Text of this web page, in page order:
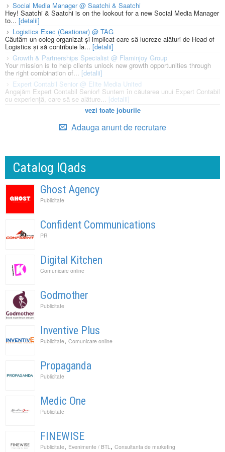
Social Media Manager @ Saatchi & Saatchi
Hey! Saatchi & Saatchi is on the lookout for a new Social Media Manager
to... [detalii]
Logistics Exec (Gestionar) @ TAG
Căutăm un coleg organizat și implicat care să lucreze alături de Head of
Logistics și să contribuie la... [detalii]
Growth & Partnerships Specialist @ Flaminjoy Group
Your mission is to help clients unlock new growth opportunities through
the right combination of... [detalii]
Expert Contabil Senior @ Elite Media United
Angajăm Expert Contabil Senior! Suntem în căutarea unui Expert Contabil
cu experiență, care să se alăture... [detalii]
vezi toate joburile
Adauga anunt de recrutare
Catalog IQads
Ghost Agency
Publicitate
Confident Communications
PR
Digital Kitchen
Comunicare online
Godmother
Publicitate
Inventive Plus
Publicitate, Comunicare online
Propaganda
Publicitate
Medic One
Publicitate
FINEWISE
Publicitate, Evenimente / BTL, Consultanta de marketing